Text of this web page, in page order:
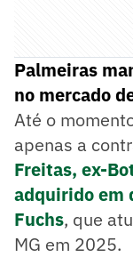
Palmeiras
no mercado
Até o
apenas a
Freitas, ex-
adquirido em
Fuchs, que
MG em 2025.